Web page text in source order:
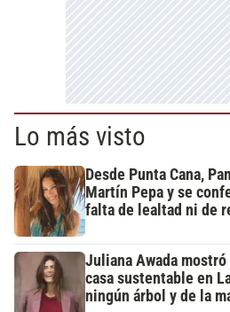
Lo más visto
Desde Punta Cana,
Martín Pepa y se
falta de lealtad ni de
Juliana Awada
casa sustentable en
ningún árbol y de la